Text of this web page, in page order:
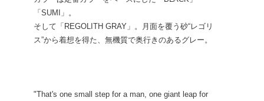
「SUMI」。
そして「REGOLITH GRAY」。月面を覆う砂“レゴリ
ス”から着想を得た、無機質で奥行きのあるグレー。
"That's one small step for a man, one giant leap for